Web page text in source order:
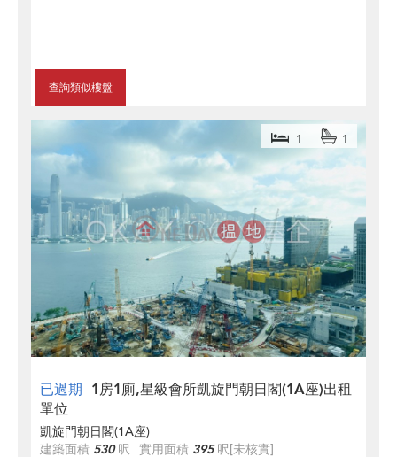
查詢類似樓盤
已過期 1房1廁,星級會所凱旋門朝日閣(1A座)出租
單位
1 1
凱旋門朝日閣(1A座)
建築面積 530呎 實用面積 395呎[未核實]